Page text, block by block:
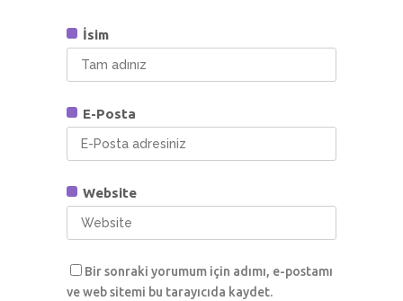
İsim
E-Posta
Website
Bir sonraki yorumum için adımı, e-postamı
ve web sitemi bu tarayıcıda kaydet.